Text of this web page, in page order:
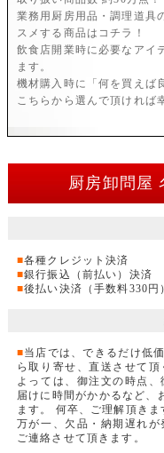
業務用厨房用品・調理道
スメする商品はコチラ！
飲食店開業時に必要なアイ
ます。
機材購入時に「何を買えば
こちらから選んで頂ければ
厨房卸問屋
■各種クレジット決済
■銀行振込（前払い）決済
■後払い決済（手数料330円
■当店では、できるだけ低
ら取り寄せ、直送させて
よっては、御注文の時点
届けに時間がかかるなど、
ます。 何卒、ご理解頂きま
万が一、欠品・納期遅れ
ご連絡させて頂きます。